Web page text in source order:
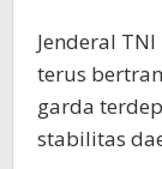
Jenderal
terus
garda
stabilitas